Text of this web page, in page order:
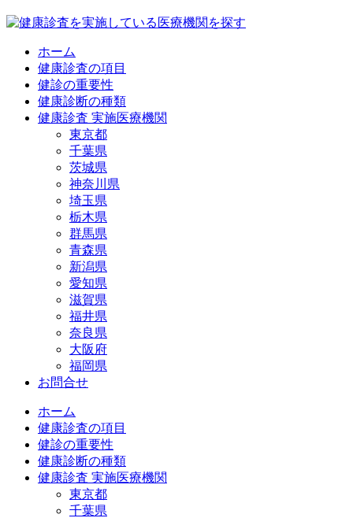
ホーム
健康診査の項目
健診の重要性
健康診断の種類
健康診査 実施医療機関
東京都
千葉県
茨城県
神奈川県
埼玉県
栃木県
群馬県
青森県
新潟県
愛知県
滋賀県
福井県
奈良県
大阪府
福岡県
お問合せ
ホーム
健康診査の項目
健診の重要性
健康診断の種類
健康診査 実施医療機関
東京都
千葉県